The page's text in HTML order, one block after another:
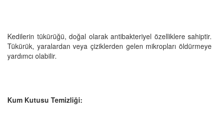
Kedilerin tükürüğü, doğal olarak antibakteriyel özelliklere sahiptir.
Tükürük, yaralardan veya çiziklerden gelen mikropları öldürmeye
yardımcı olabilir.
Kum Kutusu Temizliği: